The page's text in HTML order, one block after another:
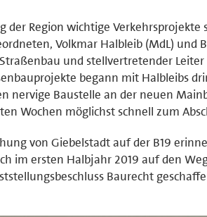
Region wichtige Verkehrsprojekte
Volkmar Halbleib (MdL) und
und stellvertretender Leiter
begann mit Halbleibs
nervige Baustelle an der neuen
Wochen möglichst schnell zum
von Giebelstadt auf der B19
im ersten Halbjahr 2019 auf den
Baurecht